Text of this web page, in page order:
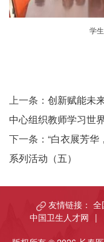
学
上一条： 创新赋能未
中心组织教师学习世
下一条： “白衣展芳华
系列活动（五）
友情链接： 全
中国卫生人才网 |